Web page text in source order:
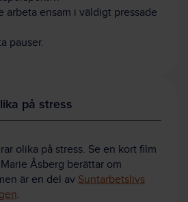
arbeta ensam i väldigt pressade
pauser.
på stress
olika på stress. Se en kort film
Åsberg berättar om
är en del av Suntarbetslivs
.